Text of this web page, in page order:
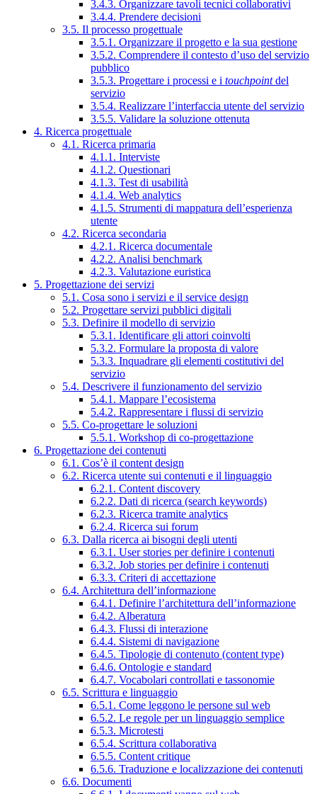
3.4.3. Organizzare tavoli tecnici collaborativi
3.4.4. Prendere decisioni
3.5. Il processo progettuale
3.5.1. Organizzare il progetto e la sua gestione
3.5.2. Comprendere il contesto d’uso del servizio
pubblico
3.5.3. Progettare i processi e i touchpointdel
servizio
3.5.4. Realizzare l’interfaccia utente del servizio
3.5.5. Validare la soluzione ottenuta
4. Ricerca progettuale
4.1. Ricerca primaria
4.1.1. Interviste
4.1.2. Questionari
4.1.3. Test di usabilità
4.1.4. Web analytics
4.1.5. Strumenti di mappatura dell’esperienza
utente
4.2. Ricerca secondaria
4.2.1. Ricerca documentale
4.2.2. Analisi benchmark
4.2.3. Valutazione euristica
5. Progettazione dei servizi
5.1. Cosa sono i servizi e il service design
5.2. Progettare servizi pubblici digitali
5.3. Definire il modello di servizio
5.3.1. Identificare gli attori coinvolti
5.3.2. Formulare la proposta di valore
5.3.3. Inquadrare gli elementi costitutivi del
servizio
5.4. Descrivere il funzionamento del servizio
5.4.1. Mappare l’ecosistema
5.4.2. Rappresentare i flussi di servizio
5.5. Co-progettare le soluzioni
5.5.1. Workshop di co-progettazione
6. Progettazione dei contenuti
6.1. Cos’è il content design
6.2. Ricerca utente sui contenuti e il linguaggio
6.2.1. Content discovery
6.2.2. Dati di ricerca (search keywords)
6.2.3. Ricerca tramite analytics
6.2.4. Ricerca sui forum
6.3. Dalla ricerca ai bisogni degli utenti
6.3.1. User stories per definire i contenuti
6.3.2. Job stories per definire i contenuti
6.3.3. Criteri di accettazione
6.4. Architettura dell’informazione
6.4.1. Definire l’architettura dell’informazione
6.4.2. Alberatura
6.4.3. Flussi di interazione
6.4.4. Sistemi di navigazione
6.4.5. Tipologie di contenuto (content type)
6.4.6. Ontologie e standard
6.4.7. Vocabolari controllati e tassonomie
6.5. Scrittura e linguaggio
6.5.1. Come leggono le persone sul web
6.5.2. Le regole per un linguaggio semplice
6.5.3. Microtesti
6.5.4. Scrittura collaborativa
6.5.5. Content critique
6.5.6. Traduzione e localizzazione dei contenuti
6.6. Documenti